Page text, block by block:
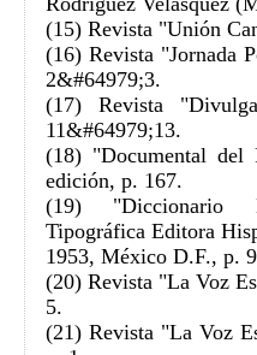
(15) Revista "Unión
(16) Revista "Jornada
2&#64979;3.
(17) Revista
11&#64979;13.
(18) "Documental del
edición, p. 167.
(19) "Diccionario
Tipográfica Editora
1953, México D.F., p.
(20) Revista "La Voz
5.
(21) Revista "La Voz